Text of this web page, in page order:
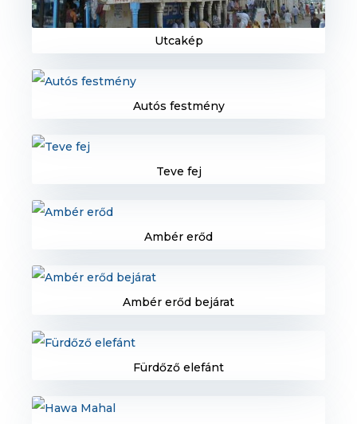
Utcakép
Autós festmény
Teve fej
Ambér erőd
Ambér erőd bejárat
Fürdőző elefánt